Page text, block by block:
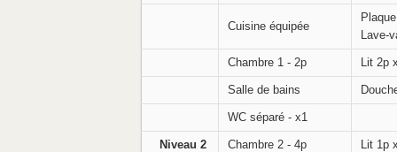
Cuisine équipée
Lave-
Chambre 1 - 2p Lit 2p
Salle de bains
WC séparé - x1
Niveau 2 Chambre 2 - 4p Lit 1p